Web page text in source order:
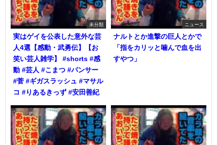
未分類
実はゲイを公表した意外な芸
人4選【感動・武勇伝】【お
笑い芸人雑学】 #shorts #感
動 #芸人 #こまつ #パンサー
#菅 #ギガスラッシュ #マサル
コ #りあるきっず #安田善紀
ニュース
ナルトとか進撃の巨人とかで
「指をカリッと噛んで血を出
すやつ」